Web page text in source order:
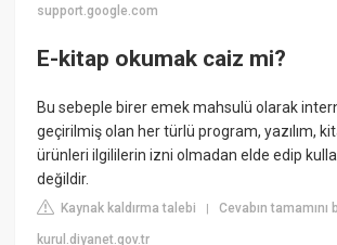
support.google.com
E-kitap okumak caiz mi?
Bu sebeple birer emek mahsulü olarak
geçirilmiş olan her türlü program, yazılım,
ürünleri ilgililerin izni olmadan elde edip
değildir.
Kaynak kaldırma talebi |Cevabın tamamını
kurul.diyanet.gov.tr